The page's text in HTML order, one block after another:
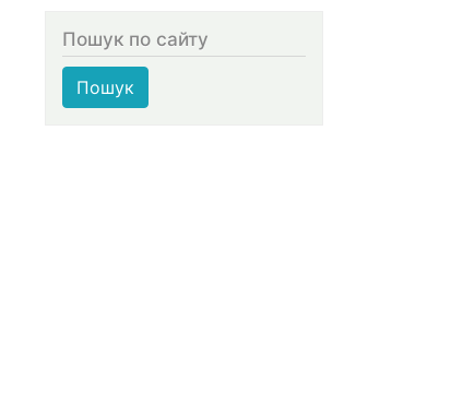
Пошук по сайту
Пошук